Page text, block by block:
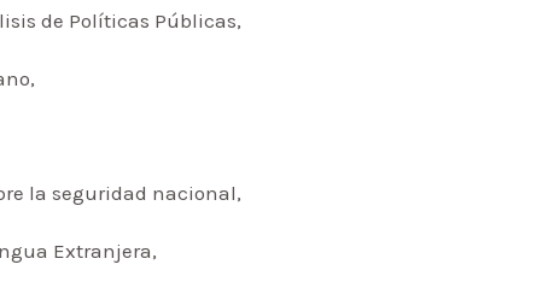
de Políticas Públicas,
la seguridad nacional,
Extranjera,